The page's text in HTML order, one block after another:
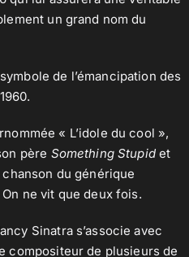
un grand nom du
de l’émancipation des
« L’idole du cool »,
père Something Stupidet
chanson du générique
ne vit que deux fois.
Sinatra s’associe avec
compositeur de plusieurs de